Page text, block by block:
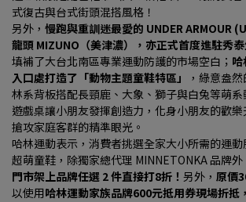
式復古與台式街頭混搭風格！
另外， 慢跑與重訓迷最愛的 UNDER ARMOUR
龍頭 MIZUNO（美津濃），亦正式首度進駐秀
填補了大台北南區專業運動防護的市場空白；
入口處打造了「動物主題童鞋特區」
，綠意盎
林系背板搭配長頸鹿、大象、獅子與白兔等萌
遊戲桌讓小朋友發揮創造力，化身小朋友的歡
搶攻家庭客群的精準眼光。
哈林運動表示，消費者挑選全家大小所需的運
超萌童鞋，除獨家總代理 MINNETONKA 品牌外
門市架上品牌任選 2 件直接打8折！ 另外， 原價
以使用哈林運動家族品牌600元抵用券現場折抵